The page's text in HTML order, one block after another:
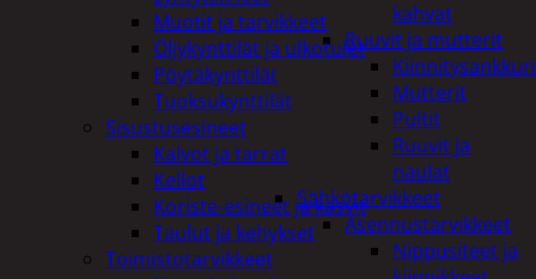
kahvat
Ruuvit ja mutterit
Mutterit
Pultit
Ruuvit ja
naulat
Sähkötarvikkeet
Asennustarvikkeet
Nippusiteet ja
Muotit ja tarvikkeet
Öljykynttilät ja ulkotulet
Pöytäkynttilät
Tuoksukynttilät
Sisustusesineet
Kalvot ja tarrat
Kellot
Koriste-esineet ja kasvit
Taulut ja kehykset
Toimistotarvikkeet